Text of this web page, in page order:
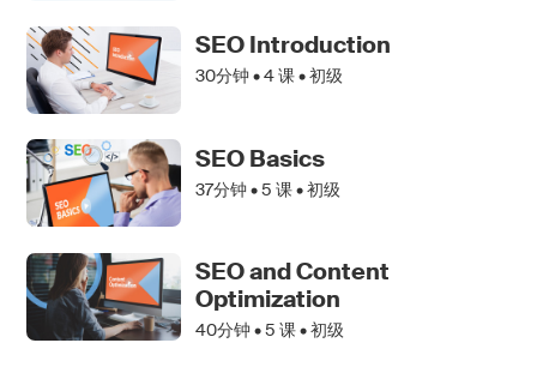
SEO Introduction
30分钟 •4课 • 初级
SEO Basics
37分钟 •5 课 • 初级
SEO and Content
Optimization
40分钟 •5 课 • 初级